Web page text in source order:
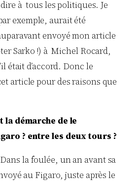
à tous les politiques. Je
exemple, aurait été
envoyé mon article
Sarko !) à Michel Rocard,
était d’accord. Donc le
article pour des raisons que
la démarche de le
? entre les deux tours ?
la foulée, un an avant sa
au Figaro, juste après le